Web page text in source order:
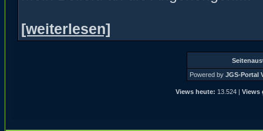
[weiterlesen]
Powered by JGS-Portal
Views heute: 13.524 | Views